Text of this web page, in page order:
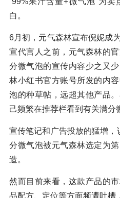
白。
6月初，元气森林宣布倪妮成
宣代言人之前，元气森林的
分微气泡的宣传内容少之又
林小红书官方账号所发的内
泡的种草帖，远超其他产品
己频繁在推荐栏看到有关满分
宣传笔记和广告投放的猛增
分微气泡被元气森林选定为
造。
然而目前来看，这款产品的
品配方、定位等方面频遭吐槽